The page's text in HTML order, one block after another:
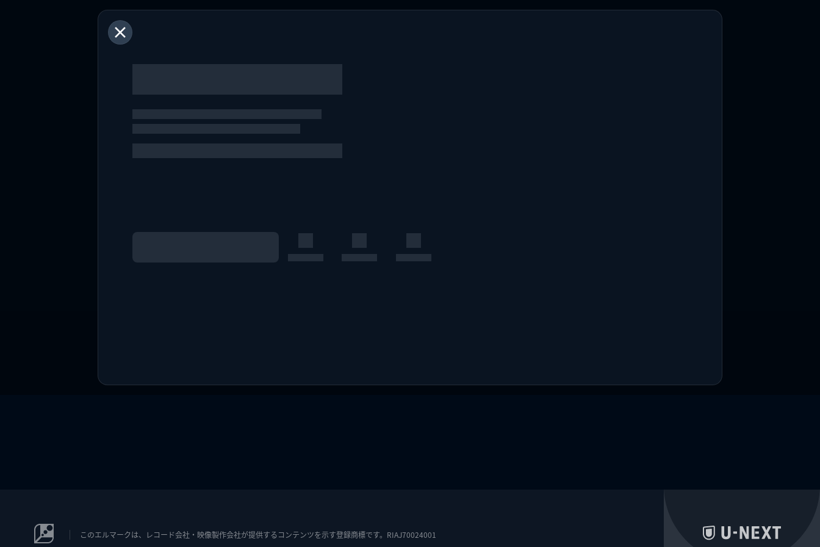
このエルマークは、レコード会社・映像製作会社が提供するコンテンツを示す登録商標です。RIAJ70024001